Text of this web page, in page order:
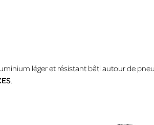
léger et résistant bâti autour de
.